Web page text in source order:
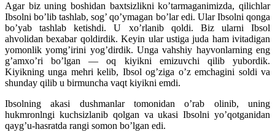
Agar biz uning boshidan baxtsizlikni ko’tarmaganimizda, qilichlar
Ibsolni bo’lib tashlab, sog’ qo’ymagan bo’lar edi. Ular Ibsolni qonga
bo’yab tashlab ketishdi. U xo’rlanib qoldi. Biz ularni Ibsol
ahvolidan bexabar qoldirdik. Keyin ular ustiga juda ham ivitadigan
yomonlik yomg’irini yog’dirdik. Unga vahshiy hayvonlarning eng
g’amxo’ri bo’lgan — oq kiyikni emizuvchi qilib yubordik.
Kiyikning unga mehri kelib, Ibsol og’ziga o’z emchagini soldi va
shunday qilib u birmuncha vaqt kiyikni emdi.
Ibsolning akasi dushmanlar tomonidan o’rab olinib, uning
hukmronlngi kuchsizlanib qolgan va ukasi Ibsolni yo’qotganidan
qayg’u-hasratda rangi somon bo’lgan edi.